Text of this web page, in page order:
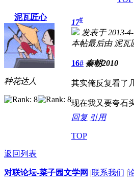
泥瓦匠心
种花达人
17#
发表于 2013-
本帖最后由 泥瓦
16# 秦朝2010
其实俺反复看了
现在我又要夸石
回复 引用
TOP
返回列表
对联论坛-菜子园文学网 |联系我们 |